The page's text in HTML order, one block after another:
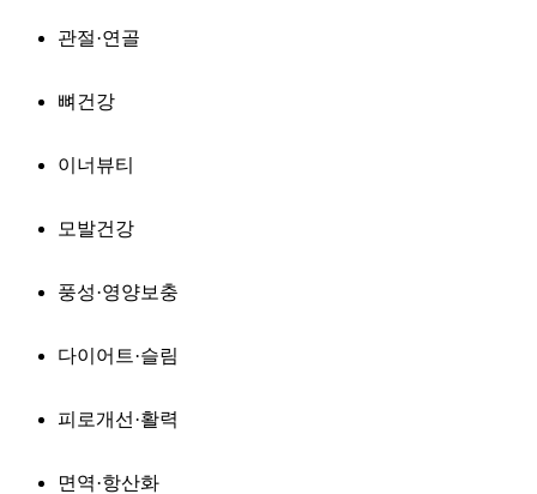
관절·연골
뼈건강
이너뷰티
모발건강
풍성·영양보충
다이어트·슬림
피로개선·활력
면역·항산화